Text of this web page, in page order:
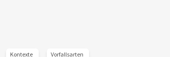
Kontexte Vorfallsarten